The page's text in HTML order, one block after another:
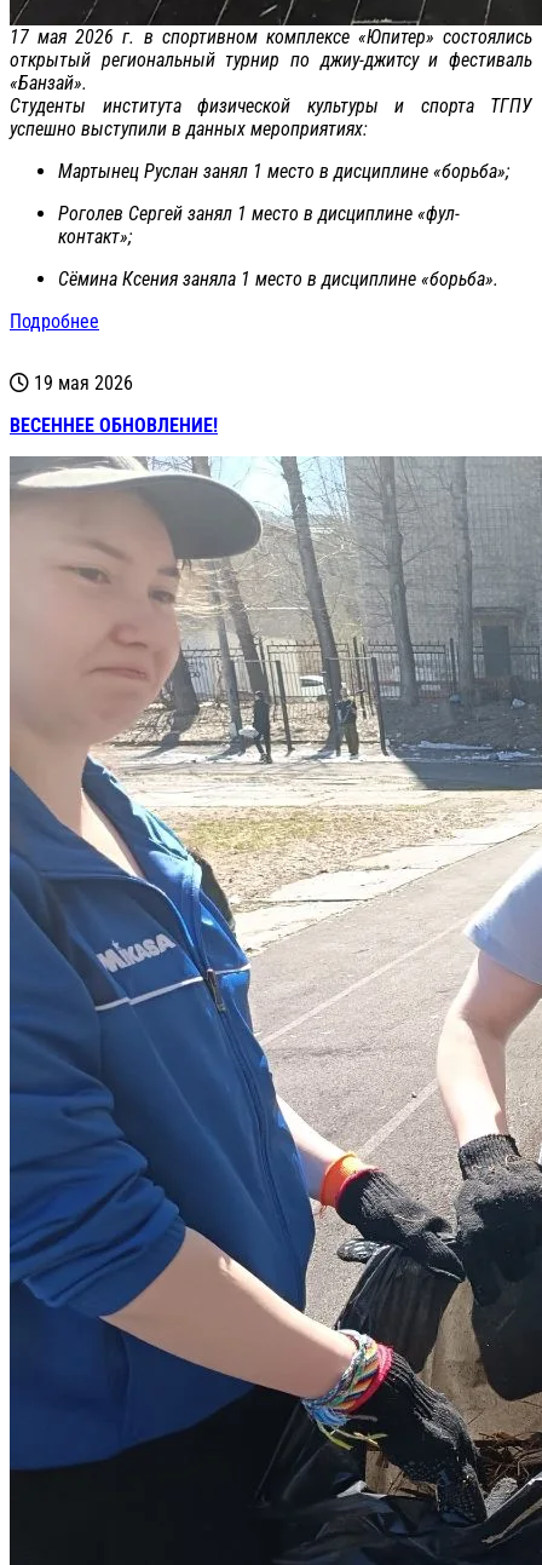
17 мая 2026 г. в спортивном комплексе «Юпитер» состоялись
открытый региональный турнир по джиу-джитсу и фестиваль
«Банзай».
Студенты института физической культуры и спорта ТГПУ
успешно выступили в данных мероприятиях:
Мартынец Руслан занял 1 место в дисциплине «борьба»;
Роголев Сергей занял 1 место в дисциплине «фул-
контакт»;
Сёмина Ксения заняла 1 место в дисциплине «борьба».
Подробнее
19 мая 2026
ВЕСЕННЕЕ ОБНОВЛЕНИЕ!